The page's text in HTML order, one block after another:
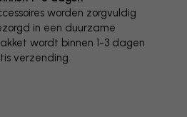
worden zorgvuldig
in een duurzame
wordt binnen 1-3 dagen
verzending.